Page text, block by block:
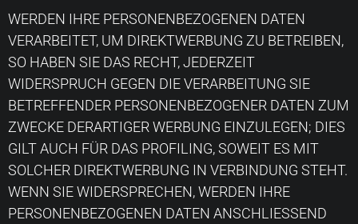
WERDEN IHRE PERSONENBEZOGENEN DATEN
VERARBEITET, UM DIREKTWERBUNG ZU BETREIBEN,
SO HABEN SIE DAS RECHT, JEDERZEIT
WIDERSPRUCH GEGEN DIE VERARBEITUNG SIE
BETREFFENDER PERSONENBEZOGENER DATEN ZUM
ZWECKE DERARTIGER WERBUNG EINZULEGEN; DIES
GILT AUCH FÜR DAS PROFILING, SOWEIT ES MIT
SOLCHER DIREKTWERBUNG IN VERBINDUNG STEHT.
WENN SIE WIDERSPRECHEN, WERDEN IHRE
PERSONENBEZOGENEN DATEN ANSCHLIESSEND